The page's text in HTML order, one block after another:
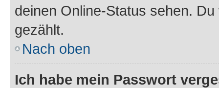
deinen Online-Status sehen.
gezählt.
Nach oben
Ich habe mein Passwort